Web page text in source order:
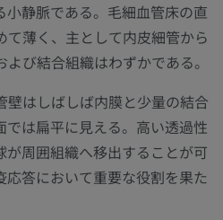
小静脈である。毛細血管床の直
て薄く、主として内皮細管から
び結合組織はわずかである。
壁はしばしば内膜と少量の結合
は扁平に見える。高い透過性
が周囲組織へ移出することが可
答において重要な役割を果た